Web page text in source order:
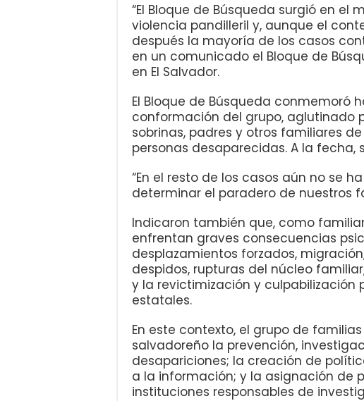
“El Bloque de Búsqueda surgió en el
violencia pandilleril y, aunque el
después la mayoría de los casos
en un comunicado el Bloque de
en El Salvador.
El Bloque de Búsqueda conmemoró
conformación del grupo, aglutinado
sobrinas, padres y otros familiares
personas desaparecidas. A la fecha,
“En el resto de los casos aún no se
determinar el paradero de nuestros
Indicaron también que, como
enfrentan graves consecuencias
desplazamientos forzados,
despidos, rupturas del núcleo
y la revictimización y culpabilización
estatales.
En este contexto, el grupo de
salvadoreño la prevención,
desapariciones; la creación de
a la información; y la asignación de
instituciones responsables de